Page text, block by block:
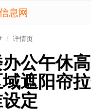
息网
详情页
公午休
遮阳帘
定